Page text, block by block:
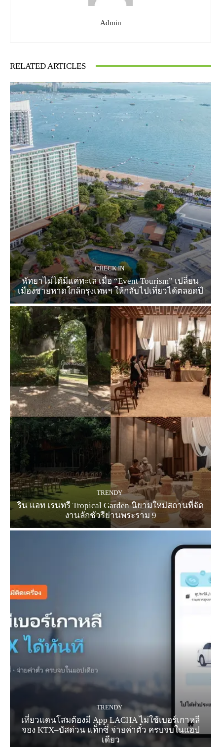
Admin
RELATED ARTICLES
CHECK IN
พัทยาไม่ได้มีแค่ทะเล เมื่อ “Event Tourism” เปลี่ยน
เมืองชายหาดใกล้กรุงเทพฯ ให้กลับไปเที่ยวได้ตลอดปี
TRENDY
ริน แอท เรนทรี Tropical Garden นิยามใหม่สถานที่จัด
งานลักชัวรีย่านพระราม 9
TRENDY
เที่ยวแดนโสมต้องมี App LACHA ไม่ใช้เบอร์เกาหลี
จอง KTX–บัสด่วน แท็กซี่ จ่ายค่าตั๋ว ครบจบในแอป
เดียว